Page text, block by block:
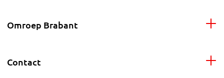
Omroep Brabant
Contact